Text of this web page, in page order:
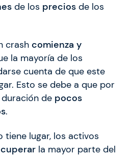
de los precios de los
crash comienza y
la mayoría de los
cuenta de que este
Esto se debe a que por
de pocos
.
tiene lugar, los activos
la mayor parte del